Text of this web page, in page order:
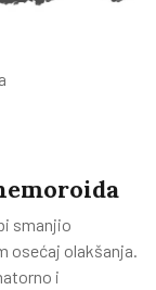
smanjio
osećaj olakšanja.
i